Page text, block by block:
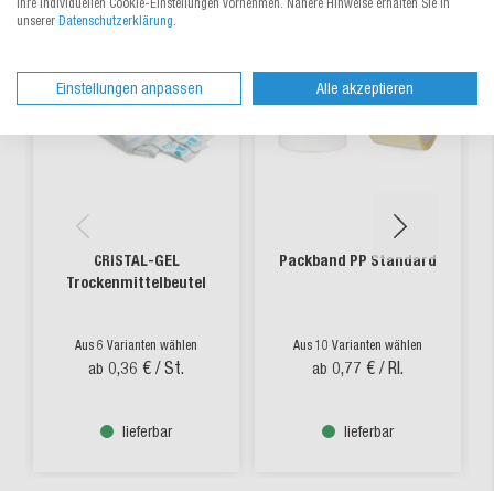
CRISTAL-GEL
Trockenmittelbeutel
Aus 6 Varianten wählen
ab 0,36 € / St.
lieferbar
Packband PP Standard
Aus 10 Varianten wählen
ab 0,77 € / Rl.
lieferbar
Ihre individuellen Cookie-Einstellungen vornehmen. Nähere Hinweise erhalten Sie in
unserer Datenschutzerklärung.
Einstellungen anpassen Alle akzeptieren